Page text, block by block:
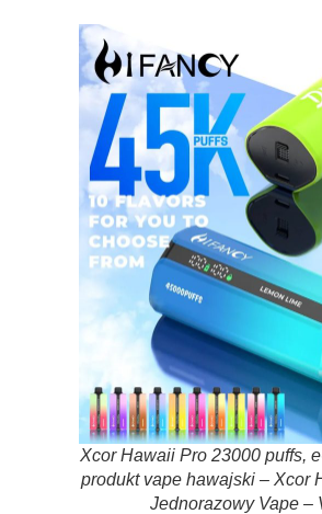
Xcor Hawaii Pro 23000 puffs,
produkt vape hawajski – Xcor
Jednorazowy Vape –